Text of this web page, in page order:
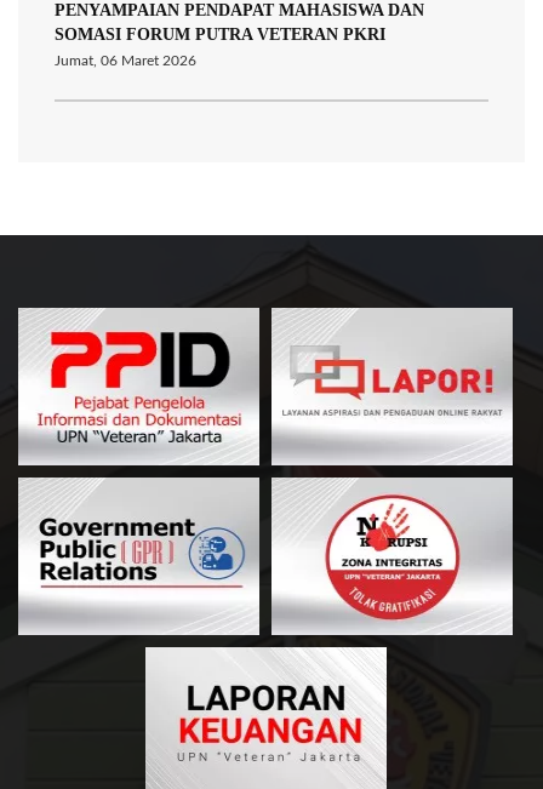
PENYAMPAIAN PENDAPAT MAHASISWA DAN
SOMASI FORUM PUTRA VETERAN PKRI
Jumat, 06 Maret 2026